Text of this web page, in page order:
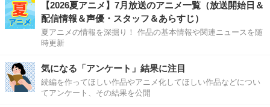
【2026夏アニメ】7月放送のアニメ一覧（放送開始日＆
配信情報＆声優・スタッフ＆あらすじ）
夏アニメの情報を深掘り！ 作品の基本情報や関連ニュースを随
時更新
気になる「アンケート」結果に注目
続編を作ってほしい作品やアニメ化してほしい作品などについ
てアンケート、その結果を公開